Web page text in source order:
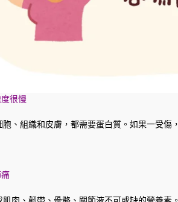
很慢
胞、組織和皮膚，都需要蛋白質。如果一受傷，